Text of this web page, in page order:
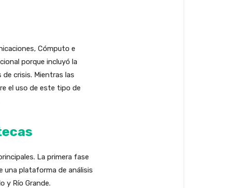
Cómputo e
porque incluyó la
crisis. Mientras las
el uso de este tipo de
La primera fase
una plataforma de análisis
y Río Grande.